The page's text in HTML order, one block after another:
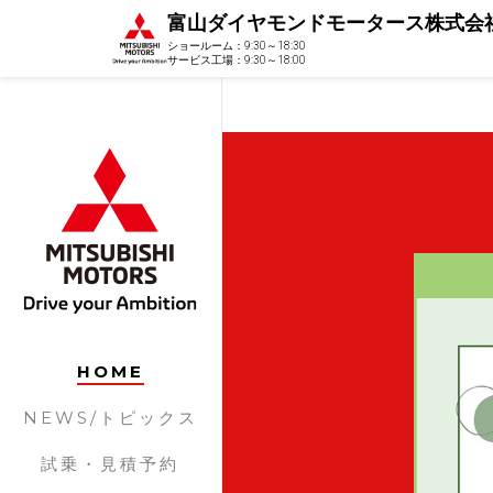
富山ダイヤモンドモータース株式会
ショールーム：9:30～18:30
サービス工場：9:30～18:00
HOME
NEWS/トピックス
試乗・見積予約